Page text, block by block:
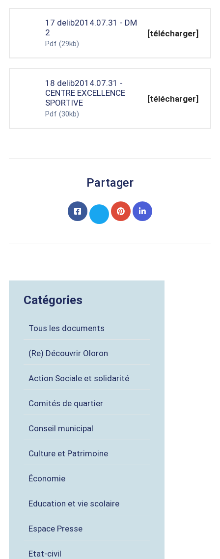
Catégories
Tous les documents
(Re) Découvrir Oloron
Action Sociale et solidarité
Comités de quartier
Conseil municipal
Culture et Patrimoine
Économie
Education et vie scolaire
Espace Presse
Etat-civil
17 delib2014.07.31 - DM
2
Pdf (29kb)
[télécharger]
18 delib2014.07.31 -
CENTRE EXCELLENCE
SPORTIVE
Pdf (30kb)
[télécharger]
Partager